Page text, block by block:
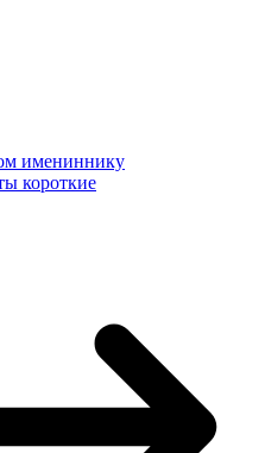
имениннику
короткие